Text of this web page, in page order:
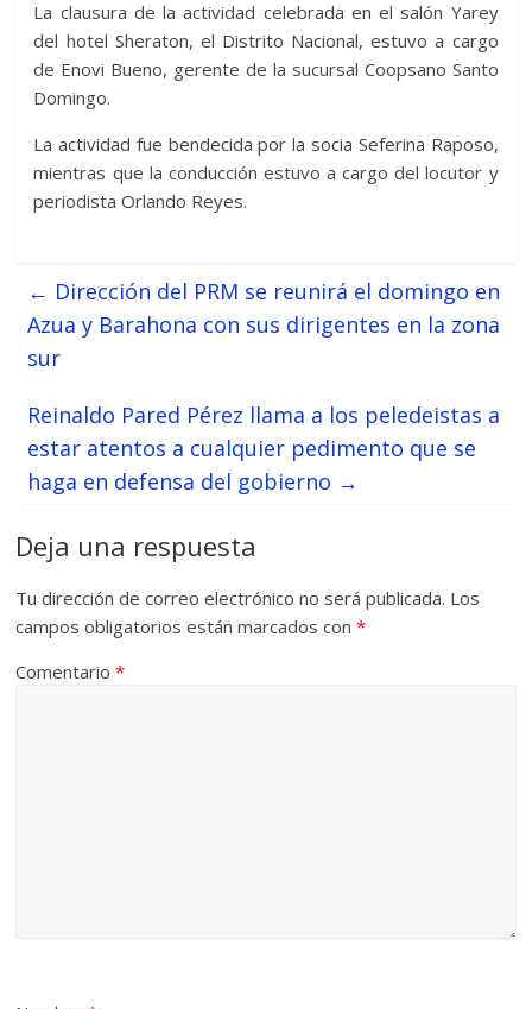
La clausura de la actividad celebrada en el salón Yarey
del hotel Sheraton, el Distrito Nacional, estuvo a cargo
de Enovi Bueno, gerente de la sucursal Coopsano Santo
Domingo.
La actividad fue bendecida por la socia Seferina Raposo,
mientras que la conducción estuvo a cargo del locutor y
periodista Orlando Reyes.
← Dirección del PRM se reunirá el domingo en
Azua y Barahona con sus dirigentes en la zona
sur
Reinaldo Pared Pérez llama a los peledeistas a
estar atentos a cualquier pedimento que se
haga en defensa del gobierno →
Deja una respuesta
Tu dirección de correo electrónico no será publicada. Los
campos obligatorios están marcados con*
Comentario*